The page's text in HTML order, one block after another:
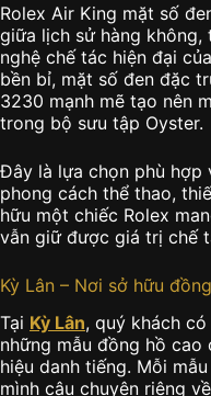
Rolex Air King mặt số
giữa lịch sử hàng
nghệ chế tác hiện đại
bền bỉ, mặt số đen đặc
3230 mạnh mẽ tạo nên
trong bộ sưu tập Oyster.
Đây là lựa chọn phù hợp
phong cách thể thao,
hữu một chiếc Rolex
vẫn giữ được giá trị chế
Kỳ Lân – Nơi sở hữu
Tại Kỳ Lân, quý khách
những mẫu đồng hồ
hiệu danh tiếng. Mỗi
mình câu chuyện riêng